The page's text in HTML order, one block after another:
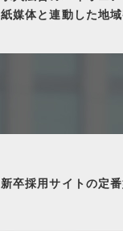
紙媒体と連動した地
新卒採用サイトの定